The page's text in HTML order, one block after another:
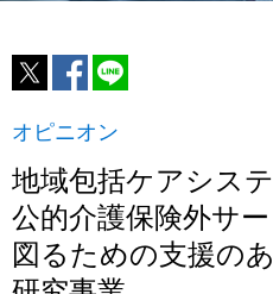
オピニオン
地域包括ケアシス
公的介護保険外サ
図るための支援の